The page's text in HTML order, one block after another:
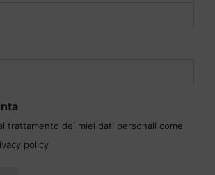
trattamento dei miei dati personali come
policy